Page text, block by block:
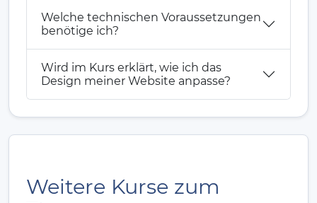
Welche technischen Voraussetzungen
benötige ich?
Wird im Kurs erklärt, wie ich das
Design meiner Website anpasse?
Weitere Kurse zum